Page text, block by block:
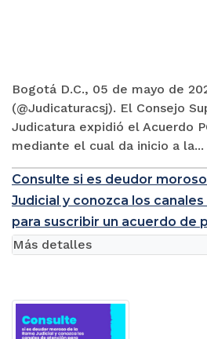
Bogotá D.C., 05 de mayo de
(@Judicaturacsj). El Consejo
Judicatura expidió el Acuerdo
mediante el cual da inicio a la...
Consulte si es deudor
Judicial y conozca los
para suscribir un acuerdo de
Más detalles